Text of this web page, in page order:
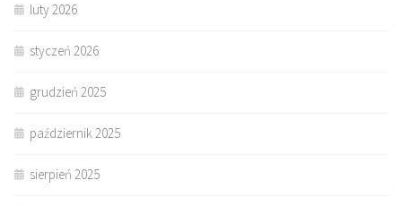
luty 2026
styczeń 2026
grudzień 2025
październik 2025
sierpień 2025